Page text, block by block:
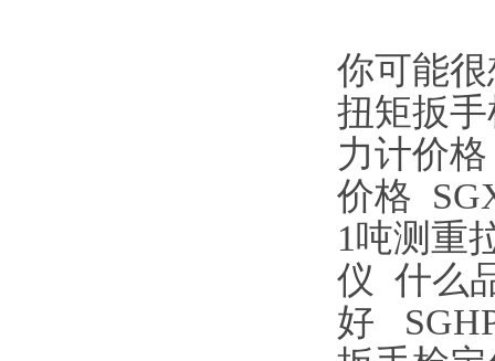
你可能
扭矩扳
力计价格
价格
1吨测重
仪 什么
好